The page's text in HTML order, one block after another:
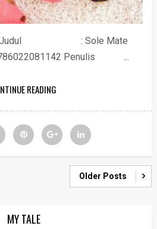
Judul : Sole Mate
Penulis ...
READING
Older Posts
MY TALE